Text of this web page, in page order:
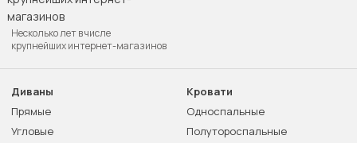
Несколько лет в числе
крупнейших интернет-магазинов
Диваны
Прямые
Угловые
Кровати
Односпальные
Полутороспальные